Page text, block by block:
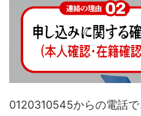
0120310545からの電話